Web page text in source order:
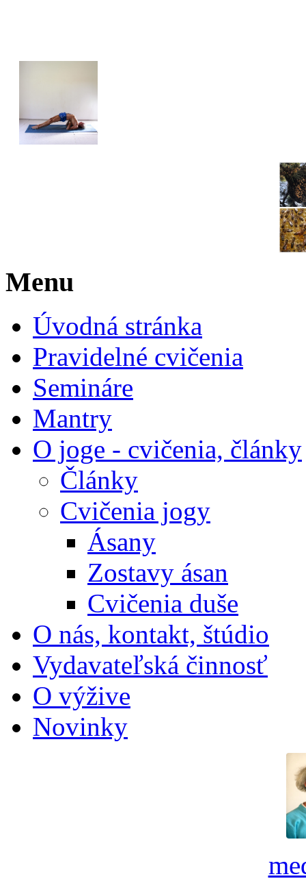
Menu
Úvodná stránka
Pravidelné cvičenia
Semináre
Mantry
O joge - cvičenia, články
Články
Cvičenia jogy
Ásany
Zostavy ásan
Cvičenia duše
O nás, kontakt, štúdio
Vydavateľská činnosť
O výžive
Novinky